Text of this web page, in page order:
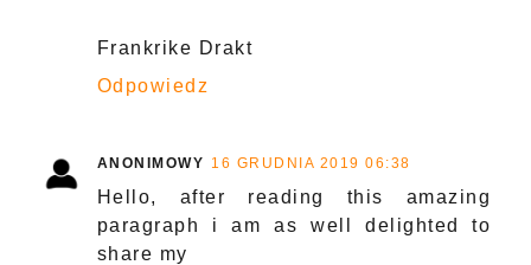
Frankrike Drakt
Odpowiedz
ANONIMOWY 16 GRUDNIA 2019 06:38
Hello, after reading this amazing
paragraph i am as well delighted to
share my